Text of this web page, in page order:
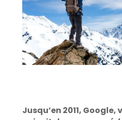
Jusqu’en 2011, Google,